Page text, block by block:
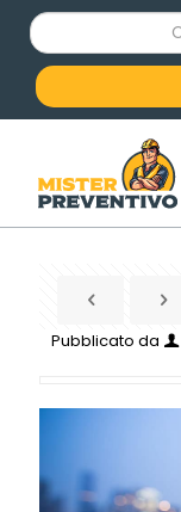
C
o
a
c
e
Pubblicato da